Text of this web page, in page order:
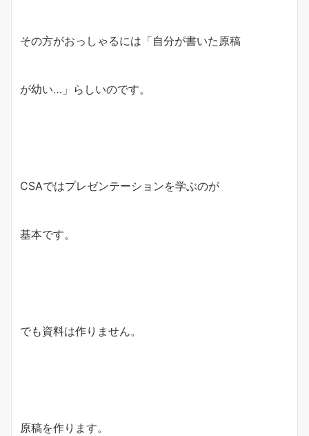
その方がおっしゃるには「自分が書いた原稿
が幼い…」らしいのです。
CSAではプレゼンテーションを学ぶのが
基本です。
でも資料は作りません。
原稿を作ります。